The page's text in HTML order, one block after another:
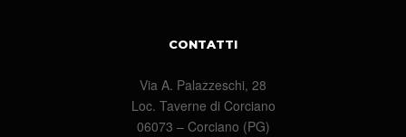
CONTATTI
Via A. Palazzeschi, 28
Loc. Taverne di Corciano
06073 – Corciano (PG)